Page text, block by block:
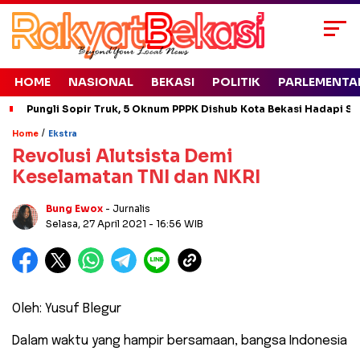
HOME NASIONAL BEKASI POLITIK
Pungli Sopir Truk, 5 Oknum PPPK Dishub Kota Bekasi Hadapi
Home / Ekstra
Revolusi Alutsista Demi
Keselamatan TNI dan NKRI
Bung Ewox - Jurnalis
Selasa, 27 April 2021 - 16:56 WIB
Oleh: Yusuf Blegur
Dalam waktu yang hampir bersamaan, bangsa Indonesia